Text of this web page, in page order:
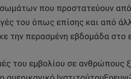
που προστατεύουν
του όπως επίσης και από
την περασμένη εβδομάδα
του εμβολίου σε ανθρώπους